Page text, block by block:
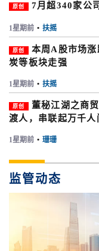
原创 7月超340家公
1星期前 • 扶摇
原创
本周A股市场
炭等板块走强
1星期前 • 扶摇
原创
董秘江湖之商
渡人，串联起万千人
1星期前 • 珊珊
监管动态